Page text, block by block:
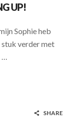
UP!
Sophie heb
verder met
…
SHARE